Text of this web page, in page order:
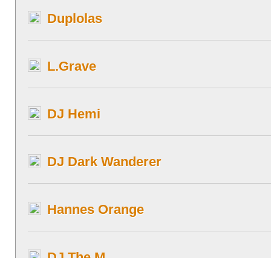
Duplolas
L.Grave
DJ Hemi
DJ Dark Wanderer
Hannes Orange